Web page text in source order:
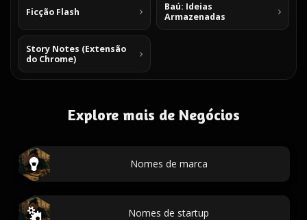
Ficção Flash
Baú: Ideias
Armazenadas
Story Notes (Extensão
do Chrome)
Explore mais de Negócios
Nomes de marca
Nomes de startup